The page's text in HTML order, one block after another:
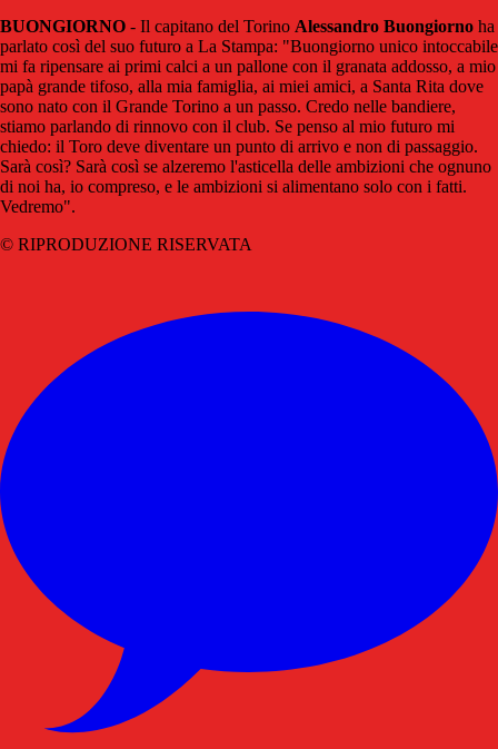
BUONGIORNO - Il capitano del Torino Alessandro Buongiorno ha
parlato così del suo futuro a La Stampa: "Buongiorno unico intoccabile
mi fa ripensare ai primi calci a un pallone con il granata addosso, a mio
papà grande tifoso, alla mia famiglia, ai miei amici, a Santa Rita dove
sono nato con il Grande Torino a un passo. Credo nelle bandiere,
stiamo parlando di rinnovo con il club. Se penso al mio futuro mi
chiedo: il Toro deve diventare un punto di arrivo e non di passaggio.
Sarà così? Sarà così se alzeremo l'asticella delle ambizioni che ognuno
di noi ha, io compreso, e le ambizioni si alimentano solo con i fatti.
Vedremo".
© RIPRODUZIONE RISERVATA